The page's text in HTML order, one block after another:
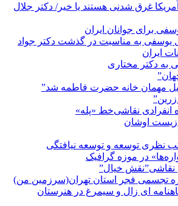
آمریکا غرق شدنی هستند یا خیر/ دکتر جلال
برای جوانان ایران
یوسفی به مناسبت در گذشت دکتر جواد
ایران
به دکتر مختاری
مهمان خانه حضرت فاطمه شد”
انفرادی نقاشی‌خط «پله»
زیست اوشان
نظری توسعه و توسعه نیافتگی
در موزه گرافیک
نقاشی”نقش خیال”
تجسمی فجر استان تهران(سرزمین من)
شاهنامه ای زال و سیمرغ در هنرستان